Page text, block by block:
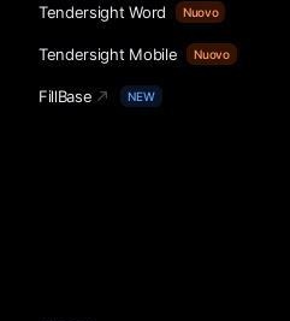
Tendersight Word Nuovo
Tendersight Mobile Nuovo
FillBase NEW